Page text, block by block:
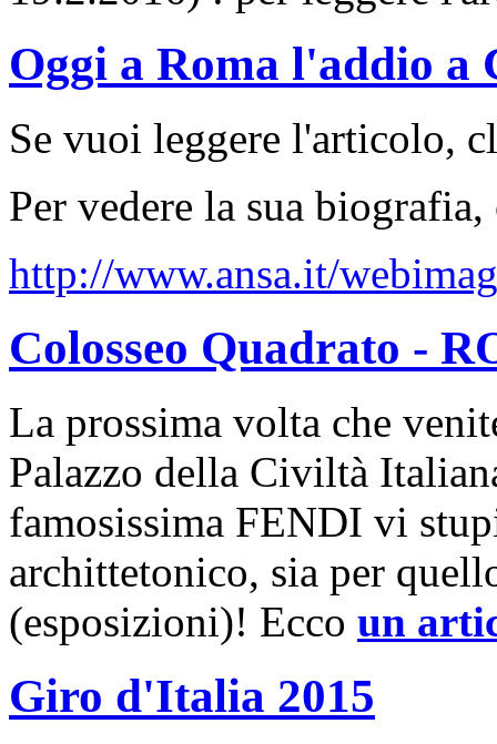
Oggi a Roma l'addio
Se vuoi leggere l'articolo,
Per vedere la sua
http://www.ansa.it/
Colosseo Quadrato -
La prossima volta che
Palazzo della Civiltà
famosissima FENDI vi
archittetonico, sia per
(esposizioni)! Ecco un
Giro d'Italia 2015